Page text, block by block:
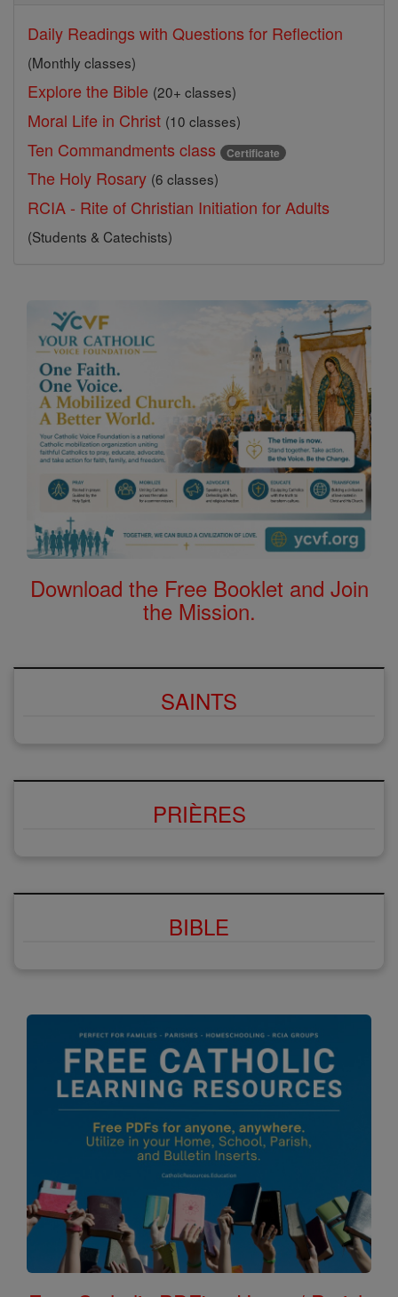
Daily Readings with Questions for Reflection
(Monthly classes)
Explore the Bible (20+ classes)
Moral Life in Christ (10 classes)
Ten Commandments class Certificate
The Holy Rosary (6 classes)
RCIA - Rite of Christian Initiation for Adults
(Students & Catechists)
Download the Free Booklet and Join
the Mission.
SAINTS
PRIÈRES
BIBLE